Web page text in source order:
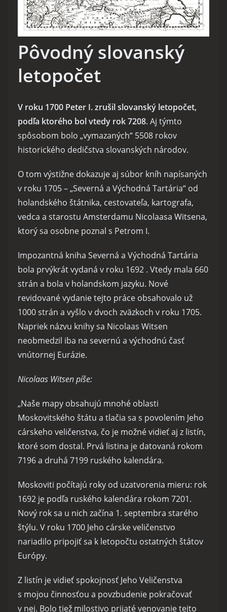
Pôvodný slovanský
letopočet
V roku 1700 Peter I. zrušil slovanský letopočet,
podľa ktorého bol vtedy rok 7208. Aj týmto
spôsobom bolo „vymazaných“ 5508 rokov
historického dedičstva slovanských národov.
O tom výstižne dokazuje aj súbor kníh napísaných
v roku 1705 – „Severná a Východná Tartária“ od
holandského štátnika, cestovateľa, kartografa,
vedca a starostu Amsterdamu Nicolaasa Witsena,
ktorý sa osobne poznal s Petrom I.
Impozantná kniha Severná a Východná Tartária
bola prvýkrát vydaná v roku 1692 . Vtedy mala 660
strán a bola v holandskom jazyku. Nové
revidované vydanie tejto práce obsahovalo už
1000 strán a vyšlo v dvoch zväzkoch v roku 1705.
Napriek názvu knihy sa Nicolaas Witsen
neobmedzil iba na severnú a východnú časť
vnútornej Eurázie.
Nicolaas Witsen píše:
„Naše mapy obsahujú mnohé oblasti
Moskovitského štátu a tlačia sa s povolením Jeho
cárskeho veličenstva, čo je možné vidieť aj z listín,
ktoré som dostal. Prvá listina je datovaná rokom
7196 a druhá 7199 ruského kalendára.
Moskoviti počítajú roky od uzatvorenia mieru: rok
1692 je podľa ruského kalendára rokom 7201.
Nový rok sa u nich začína 1. septembra starého
štýlu. V roku 1700 Jeho cárske veličenstvo
nariadilo pripojiť sa k letopočtu ostatných štátov
Európy.
Z listín je vidieť spokojnosť Jeho Veličenstva
s mojou činnosťou a povzbudenie pokračovať
v nej. Bolo tiež milostivo prijaté venovanie tejto